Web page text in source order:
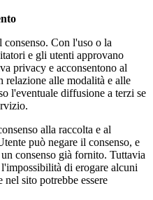
consenso. Con l'uso o la
e gli utenti approvano
privacy e acconsentono al
relazione alle modalità e alle
l'eventuale diffusione a terzi se
alla raccolta e al
può negare il consenso, e
consenso già fornito. Tuttavia
di erogare alcuni
sito potrebbe essere